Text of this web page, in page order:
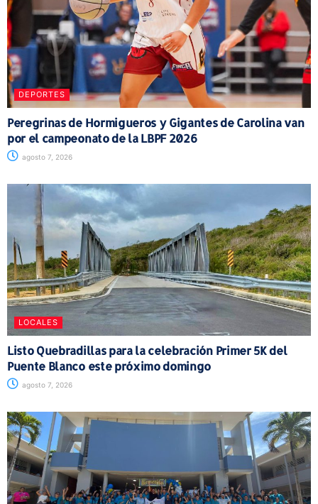
DEPORTES
Peregrinas de Hormigueros y Gigantes de Carolina van
por el campeonato de la LBPF 2026
agosto 7, 2026
LOCALES
Listo Quebradillas para la celebración Primer 5K del
Puente Blanco este próximo domingo
agosto 7, 2026